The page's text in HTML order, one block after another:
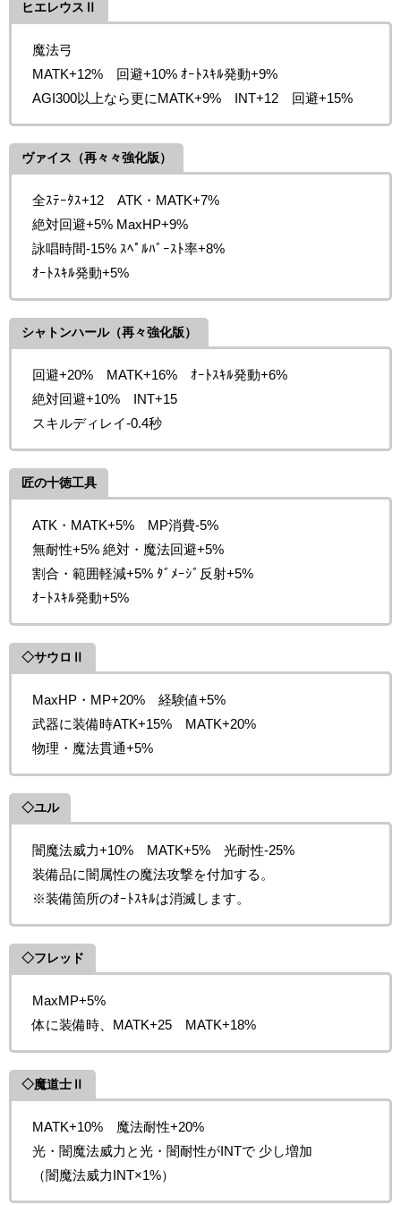
ヒエレウスⅡ
魔法弓
MATK+12% 回避+10% ｵｰﾄｽｷﾙ発動+9%
AGI300以上なら更にMATK+9% INT+12 回避+15%
ヴァイス（再々々強化版）
全ｽﾃｰﾀｽ+12 ATK・MATK+7%
絶対回避+5% MaxHP+9%
詠唱時間-15% ｽﾍﾟﾙﾊﾞｰｽﾄ率+8%
ｵｰﾄｽｷﾙ発動+5%
シャトンハール（再々強化版）
回避+20% MATK+16% ｵｰﾄｽｷﾙ発動+6%
絶対回避+10% INT+15
スキルディレイ-0.4秒
匠の十徳工具
ATK・MATK+5% MP消費-5%
無耐性+5% 絶対・魔法回避+5%
割合・範囲軽減+5% ﾀﾞﾒｰｼﾞ反射+5%
ｵｰﾄｽｷﾙ発動+5%
◇サウロⅡ
MaxHP・MP+20% 経験値+5%
武器に装備時ATK+15% MATK+20%
物理・魔法貫通+5%
◇ユル
闇魔法威力+10% MATK+5% 光耐性-25%
装備品に闇属性の魔法攻撃を付加する。
※装備箇所のｵｰﾄｽｷﾙは消滅します。
◇フレッド
MaxMP+5%
体に装備時、MATK+25 MATK+18%
◇魔道士Ⅱ
MATK+10% 魔法耐性+20%
光・闇魔法威力と光・闇耐性がINTで 少し増加
（闇魔法威力INT×1%）